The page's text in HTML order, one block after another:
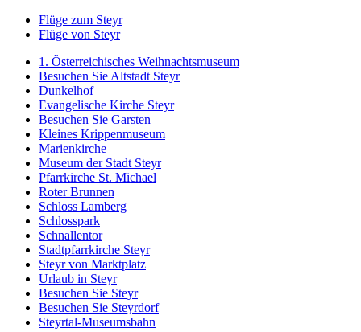
Flüge zum Steyr
Flüge von Steyr
1. Österreichisches Weihnachtsmuseum
Besuchen Sie Altstadt Steyr
Dunkelhof
Evangelische Kirche Steyr
Besuchen Sie Garsten
Kleines Krippenmuseum
Marienkirche
Museum der Stadt Steyr
Pfarrkirche St. Michael
Roter Brunnen
Schloss Lamberg
Schlosspark
Schnallentor
Stadtpfarrkirche Steyr
Steyr von Marktplatz
Urlaub in Steyr
Besuchen Sie Steyr
Besuchen Sie Steyrdorf
Steyrtal-Museumsbahn